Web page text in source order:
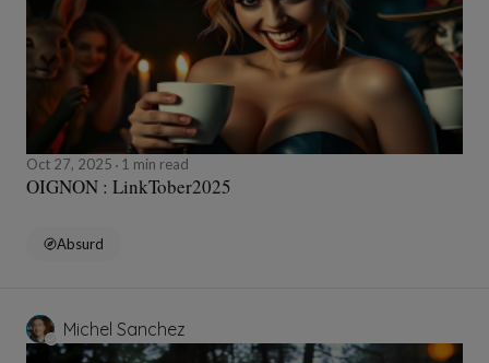
Oct 27, 2025 1 min read
OIGNON : LinkTober2025
Absurd
Michel Sanchez